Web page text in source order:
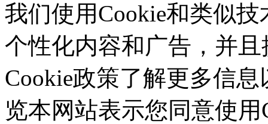
我们使用Cookie和类似技
个性化内容和广告，并
Cookie政策了解更多信
览本网站表示您同意使用